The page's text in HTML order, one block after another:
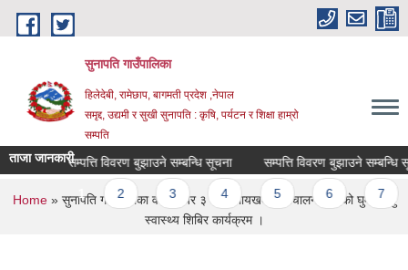
Skip to main content
सुनापति गाउँपालिका
हिलेदेबी, रामेछाप, बागमती प्रदेश ,नेपाल
समृद्द, उद्यमी र सुखी सुनापति : कृषि, पर्यटन र शिक्षा हाम्रो
सम्पति
ताजा जानकारीसम्पत्ति विवरण बुझाउने सम्बन्धि सूचना सम्पत्ति विवरण बुझाउने सम्बन्धि
Pages
1 2 3 5 6 7
You are here
Home» सुनापति गाउँपालिका वडा नम्बर ३ को भलायखर्कमा संचालन गरिएको घुम्ती पशु
स्वास्थ्य शिबिर कार्यक्रम ।